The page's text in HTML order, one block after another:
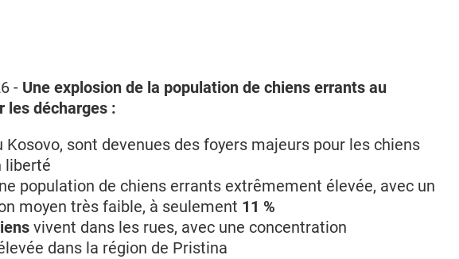
- Une explosion de la population de chiens errants au
les décharges :
Kosovo, sont devenues des foyers majeurs pour les chiens
liberté
population de chiens errants extrêmement élevée, avec un
moyen très faible, à seulement 11 %
vivent dans les rues, avec une concentration
dans la région de Pristina